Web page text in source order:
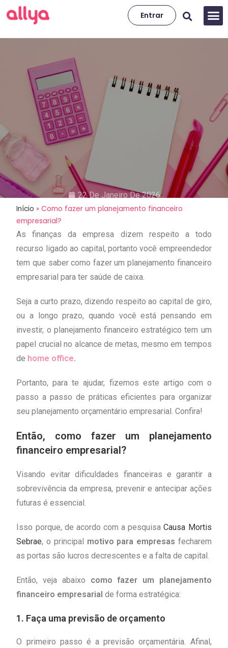
Entrar
22 De Janeiro De 2026
Como fazer um planejamento
financeiro empresarial?
Início »Como fazer um planejamento financeiro
empresarial?
As finanças da empresa dizem respeito a todo
recurso ligado ao capital, portanto você empreendedor
tem que saber como fazer um planejamento financeiro
empresarial para ter saúde de caixa.
Seja a curto prazo, dizendo respeito ao capital de giro,
ou a longo prazo, quando você está pensando em
investir, o planejamento financeiro estratégico tem um
papel crucial no alcance de metas, mesmo em tempos
de home office.
Portanto, para te ajudar, fizemos este artigo com o
passo a passo de práticas eficientes para organizar
seu planejamento orçamentário empresarial. Confira!
Então, como fazer um planejamento
financeiro empresarial?
Visando evitar dificuldades financeiras e garantir a
sobrevivência da empresa, prevenir e antecipar ações
futuras é essencial.
Isso porque, de acordo com a pesquisa Causa Mortis
Sebrae, o principal motivo para empresas fecharem
as portas são lucros decrescentes e a falta de capital.
Então, veja abaixo como fazer um planejamento
financeiro empresarial de forma estratégica:
1. Faça uma previsão de orçamento
O primeiro passo é a previsão orçamentária. Afinal,